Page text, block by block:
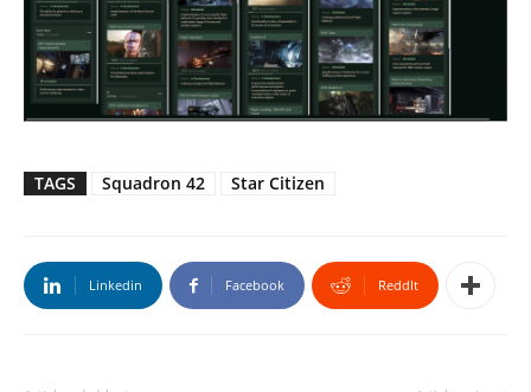
TAGS Squadron 42 Star Citizen
Linkedin Facebook ReddIt